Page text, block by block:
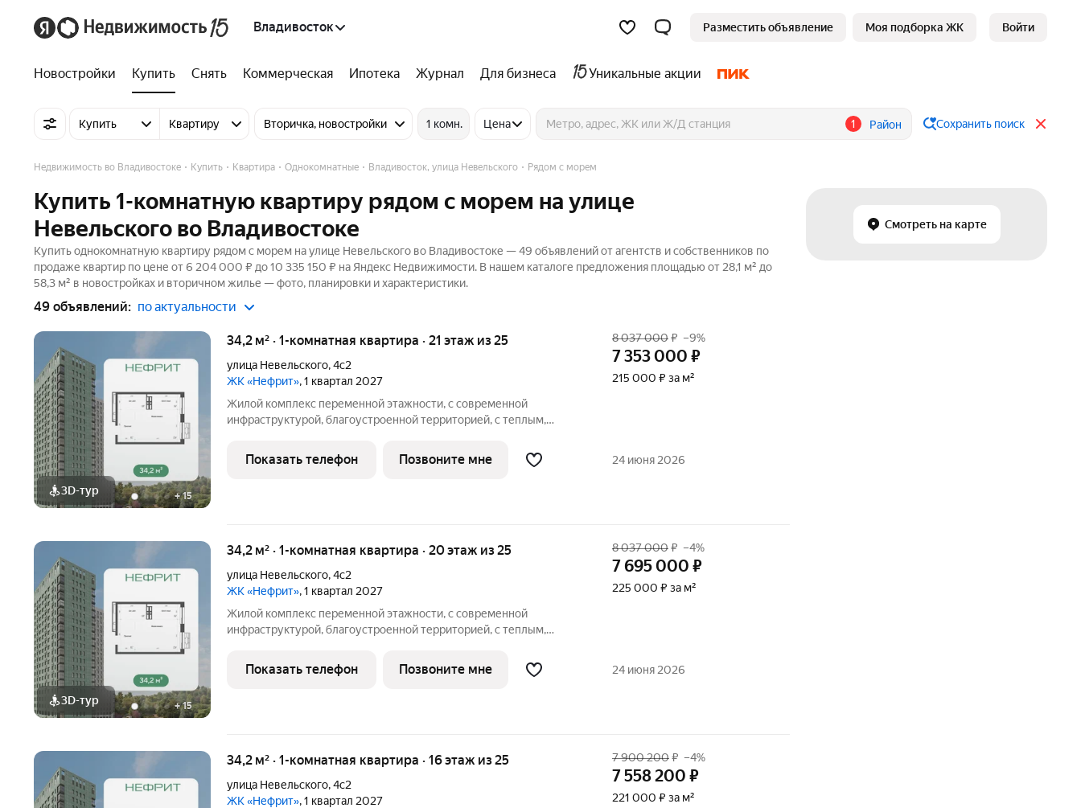
Владивосток Разместить объявление Моя подборка ЖК Войти
Новостройки Купить Снять Коммерческая Ипотека Журнал Для бизнеса Уникальные акции
Купить Квартиру Вторичка, новостройки 1 комн. Цена 1 Район Сохранить поиск
Смотреть на карте
Недвижимость во Владивостоке Купить Квартира Однокомнатные Владивосток, улица Невельского Рядом с морем
Купить 1-комнатную квартиру рядом с морем на улице
Невельского во Владивостоке
Купить однокомнатную квартиру рядом с морем на улице Невельского во Владивостоке — 49 объявлений от агентств и собственников по
продаже квартир по цене от 6 204 000 ₽ до 10 335 150 ₽ на Яндекс Недвижимости. В нашем каталоге предложения площадью от 28,1 м² до
58,3 м² в новостройках и вторичном жилье — фото, планировки и характеристики.
49 объявлений: по актуальности
3D-тур +15
34,2 м² · 1-комнатная квартира · 21 этаж из 25
улица Невельского,4с2
ЖК «Нефрит», 1 квартал 2027
Жилой комплекс переменной этажности, с современной
инфраструктурой, благоустроенной территорией, с теплым,
районе Луговая. Просторные квартиры, с большими окнами,
комфортными планировкам,
8 037 000₽ –9%
7 353 000 ₽
215 000 ₽ за м²
Показать телефон Позвоните мне 24 июня 2026
3D-тур +15
34,2 м² · 1-комнатная квартира · 20 этаж из 25
улица Невельского,4с2
ЖК «Нефрит», 1 квартал 2027
Жилой комплекс переменной этажности, с современной
инфраструктурой, благоустроенной территорией, с теплым,
районе Луговая. Просторные квартиры, с большими окнами,
комфортными планировкам,
8 037 000₽ –4%
7 695 000 ₽
225 000 ₽ за м²
Показать телефон Позвоните мне 24 июня 2026
34,2 м² · 1-комнатная квартира · 16 этаж из 25
улица Невельского,4с2
ЖК «Нефрит», 1 квартал 2027
7 900 200₽ –4%
7 558 200 ₽
221 000 ₽ за м²